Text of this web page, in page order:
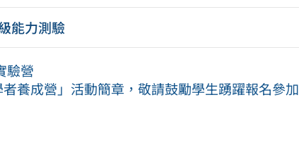
能力測驗
驗營
者養成營」活動簡章，敬請鼓勵學生踴躍報名參加